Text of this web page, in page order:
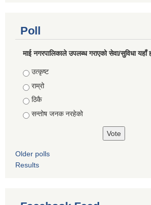
Poll
माई नगरपालिकाले उपलब्ध गराएको सेवा/सुविधा
Choices
उत्कृष्ट
राम्रो
ठिकै
सन्तोष जनक नरहेको
Older polls
Results